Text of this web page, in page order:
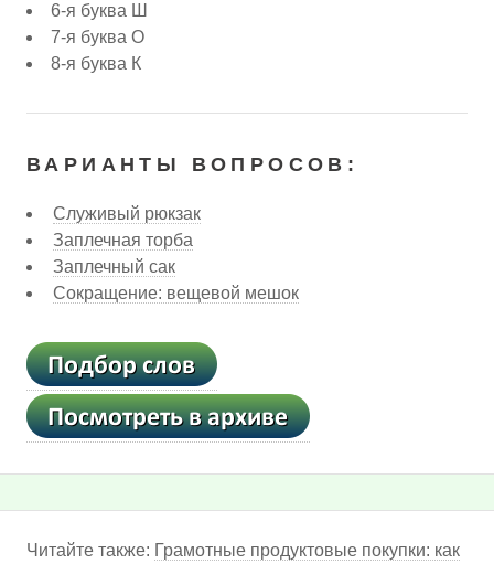
6-я буква Ш
7-я буква О
8-я буква К
ВАРИАНТЫ ВОПРОСОВ:
Служивый рюкзак
Заплечная торба
Заплечный сак
Сокращение: вещевой мешок
Читайте также: Грамотные продуктовые покупки: как